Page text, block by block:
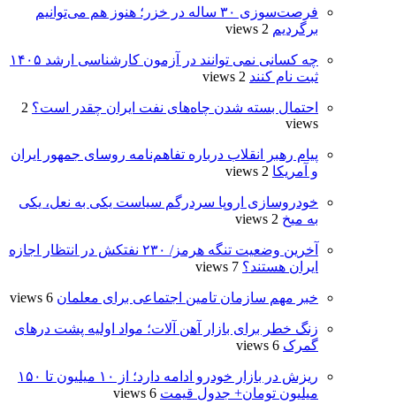
فرصت‌سوزی ۳۰ ساله در خزر؛ هنوز هم می‌توانیم
برگردیم 2 views
چه کسانی نمی توانند در آزمون کارشناسی ارشد ۱۴۰۵
ثبت نام کنند 2 views
احتمال بسته شدن چاه‌های نفت ایران چقدر است؟ 2
views
پیام رهبر انقلاب درباره تفاهم‌نامه روسای جمهور ایران
و آمریکا 2 views
خودروسازی اروپا سردرگم سیاست یکی به نعل، یکی
به میخ 2 views
آخرین وضعیت تنگه هرمز/ ۲۳۰ نفتکش در انتظار اجازه
ایران هستند؟ 7 views
خبر مهم سازمان تامین اجتماعی برای معلمان 6 views
زنگ خطر برای بازار آهن آلات؛ مواد اولیه پشت درهای
گمرک 6 views
ریزش در بازار خودرو ادامه دارد؛ از ۱۰ میلیون تا ۱۵۰
میلیون تومان+ جدول قیمت 6 views